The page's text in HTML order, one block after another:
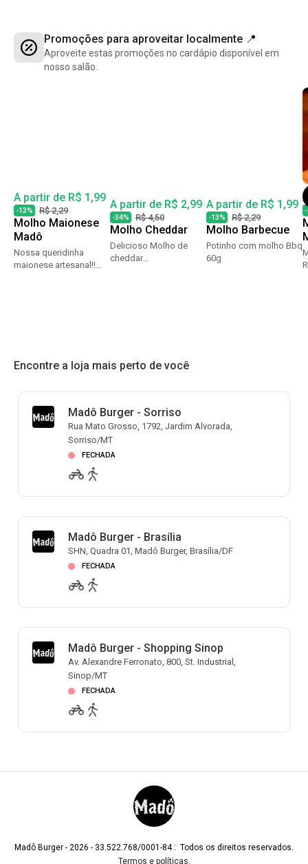
ingredientes.
de aprox 60g.
Promoções para aproveitar localmente 📍
Aproveite estas promoções no cardápio disponível em
nosso salão.
A partir de R$ 1,99
-13% R$ 2,29
Molho Maionese
Madô
Nossa queridinha
maionese artesanal!!
A partir de R$ 2,99
-34% R$ 4,50
Molho Cheddar
Delicioso Molho de
cheddar
A partir de R$ 1,99
-13% R$ 2,29
Molho Barbecue
Potinho com molho Bbq
60g
Encontre a loja mais perto de você
Madô Burger - Sorriso
Rua Mato Grosso, 1792, Jardim Alvorada,
Sorriso/MT
FECHADA
Madô Burger - Brasília
SHN, Quadra 01, Madô Burger, Brasília/DF
FECHADA
Madô Burger - Shopping Sinop
Av. Alexandre Ferronato, 800, St. Industrial,
Sinop/MT
FECHADA
Madô Burger - 2026 - 33.522.768/0001-84 : Todos os direitos reservados.
Termos e políticas.